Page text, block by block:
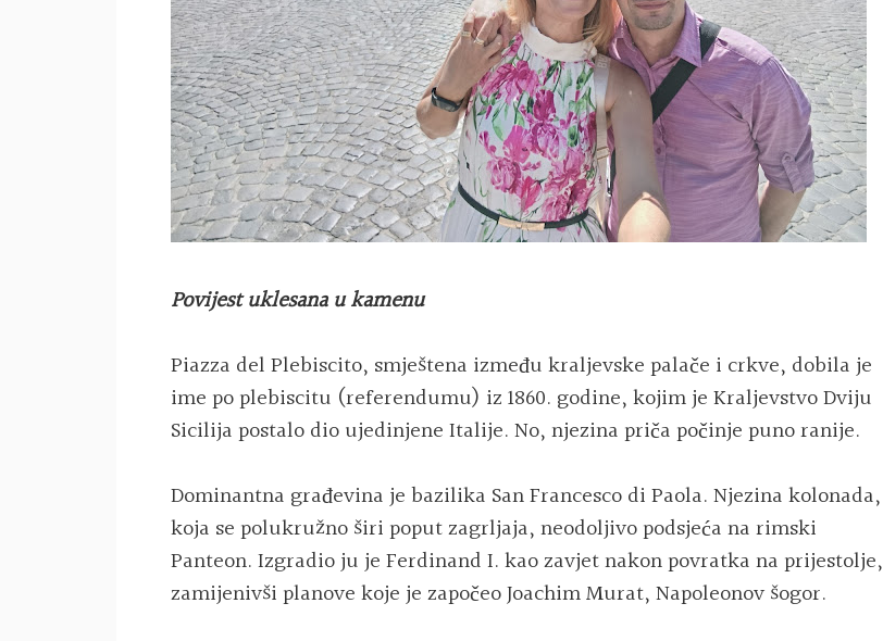
Povijest uklesana u kamenu
Piazza del Plebiscito, smještena između kraljevske palače i crkve, dobila je
ime po plebiscitu (referendumu) iz 1860. godine, kojim je Kraljevstvo Dviju
Sicilija postalo dio ujedinjene Italije. No, njezina priča počinje puno ranije.
Dominantna građevina je bazilika San Francesco di Paola. Njezina kolonada,
koja se polukružno širi poput zagrljaja, neodoljivo podsjeća na rimski
Panteon. Izgradio ju je Ferdinand I. kao zavjet nakon povratka na prijestolje,
zamijenivši planove koje je započeo Joachim Murat, Napoleonov šogor.